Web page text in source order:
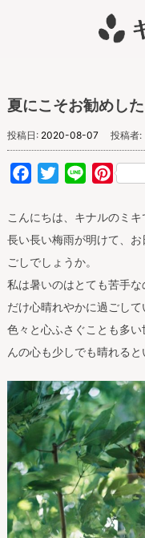
夏にこそお勧めし
投稿日: 2020-08-07 投稿者:
FacebookTwitterLine
こんにちは、キナルのミキ
長い長い梅雨が明けて、
ごしでしょうか。
私は暑いのはとても苦手
だけ心晴れやかに過ごして
色々と心ふさぐことも多
んの心も少しでも晴れると